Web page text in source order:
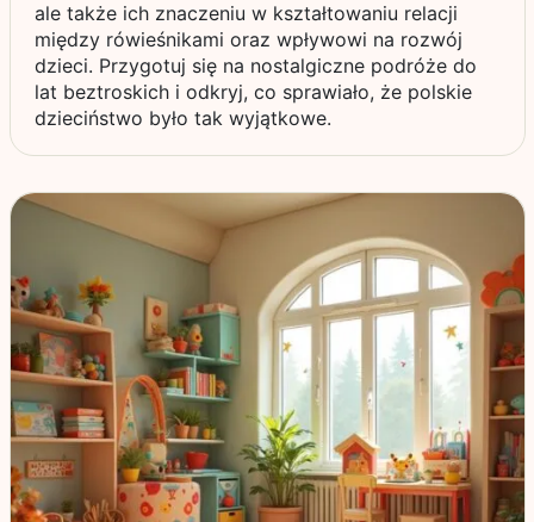
ale także ich znaczeniu w kształtowaniu relacji
między rówieśnikami oraz wpływowi na rozwój
dzieci. Przygotuj się na nostalgiczne podróże do
lat beztroskich i odkryj, co sprawiało, że polskie
dzieciństwo było tak wyjątkowe.